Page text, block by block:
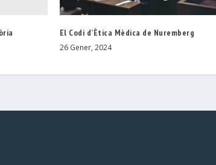
El Codi d’Ètica Mèdica de Nuremberg
26 Gener, 2024